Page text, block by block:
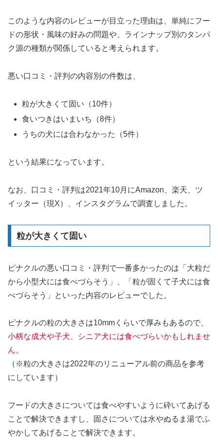
このような内容のレビューが目立った理由は、単純にフー
ドの形状・風味の好みの問題や、ラインナップ別のタンパ
ク源の種類が関係していると考えられます。
悪い口コミ・評判の内容別の件数は、
粒が大きくて固い（10件）
食いつきはいまいち（8件）
うちの犬には合わなかった（5件）
という結果になっています。
なお、口コミ・評判は2021年10月にAmazon、楽天、ツ
イッター（現X）、インスタグラムで調査しました。
粒が大きくて固い
ピナクルの悪い口コミ・評判で一番多かったのは「大粒だ
から小型犬には食べづらそう」、「粒が固くて子犬には食
べづらそう」といった内容のレビューでした。
ピナクルの粒の大きさは10mmくらいで厚みもあるので、
小柄な成犬や子犬、シニア犬には食べづらいかもしれませ
ん。
（※粒の大きさは2022年のリニューアル前の商品を参考
にしています）
フードの大きさについては食べやすいように砕いてあげる
ことで解決できますし、固さについては水やぬるま湯でふ
やかしてあげることで解決できます。